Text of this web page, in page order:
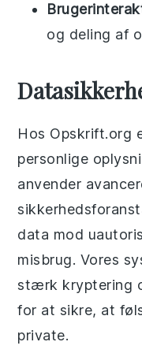
og deling af
Hos Opskrift.org
personlige
anvender
data mod
misbrug. Vores
stærk kryptering
for at sikre, at
private.